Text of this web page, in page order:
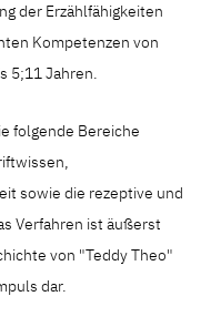
der Erzählfähigkeiten
Kompetenzen von
5;11 Jahren.
folgende Bereiche
sowie die rezeptive und
Verfahren ist äußerst
von "Teddy Theo"
dar.